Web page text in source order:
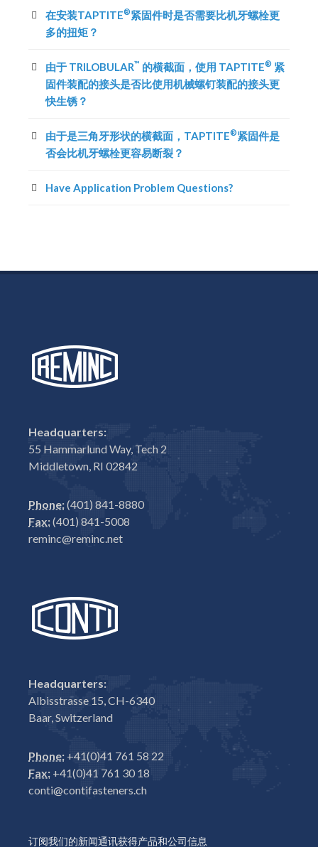
在安装TAPTITE®紧固件时是否需要比机牙螺栓更
多的扭矩？
由于 TRILOBULAR™ 的横截面，使用 TAPTITE® 紧
固件装配的接头是否比使用机械螺钉装配的接头更
快生锈？
由于是三角牙形状的横截面，TAPTITE®紧固件是
否会比机牙螺栓更容易断裂？
Have Application Problem Questions?
Headquarters:
55 Hammarlund Way, Tech 2
Middletown, RI 02842
Phone:(401) 841-8880
Fax:(401) 841-5008
reminc@reminc.net
Headquarters:
Albisstrasse 15, CH-6340
Baar, Switzerland
Phone: +41(0)41 761 58 22
Fax: +41(0)41 761 30 18
conti@contifasteners.ch
订阅我们的新闻通讯获得产品和公司信息